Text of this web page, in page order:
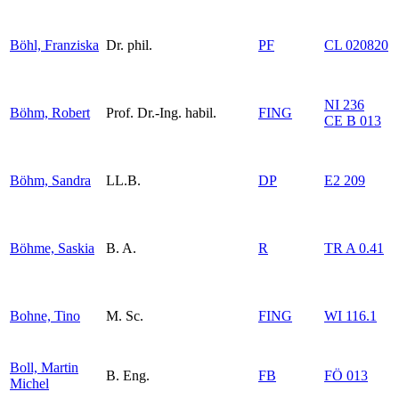
Böhl, Franziska Dr. phil. PF CL 020820
Böhm, Robert Prof. Dr.-Ing. habil. FING
NI 236
CE B 013
Böhm, Sandra LL.B. DP E2 209
Böhme, Saskia B. A. R TR A 0.41
Bohne, Tino M. Sc. FING WI 116.1
Boll, Martin
Michel
B. Eng. FB FÖ 013